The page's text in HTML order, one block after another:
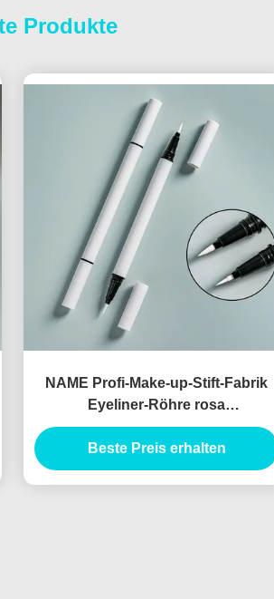
Produkte
NAME Profi-Make-up-Stift-Fabrik
Eyeliner-Röhre rosa
Mahlzeitenleuchtenleuchtenleuchte
nleuchtenleuchten Packagi
Beste Preis erhalten